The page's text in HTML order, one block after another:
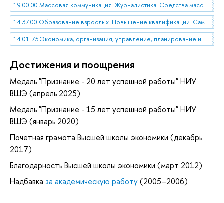
19.00.00 Массовая коммуникация. Журналистика. Средства массовой информации
14.37.00 Образование взрослых. Повышение квалификации. Самообразование
14.01.75 Экономика, организация, управление, планирование и прогнозирование образования
Достижения и поощрения
Медаль "Признание - 20 лет успешной работы" НИУ
ВШЭ (апрель 2025)
Медаль "Признание - 15 лет успешной работы" НИУ
ВШЭ (январь 2020)
Почетная грамота Высшей школы экономики (декабрь
2017)
Благодарность Высшей школы экономики (март 2012)
Надбавка за академическую работу(2005–2006)